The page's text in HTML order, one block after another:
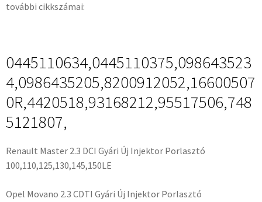
további cikkszámai:
0445110634,0445110375,098643523
4,0986435205,8200912052,16600507
0R,4420518,93168212,95517506,748
5121807,
Renault Master 2.3 DCI Gyári Új Injektor Porlasztó
100,110,125,130,145,150LE
Opel Movano 2.3 CDTI Gyári Új Injektor Porlasztó